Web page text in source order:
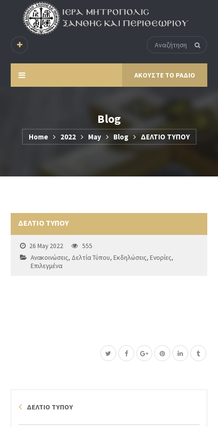
ΑΚΟΥΣΤΕ ΤΟ ΡΑΔΙΟ
Blog
Home 2022 May Blog ΔΕΛΤΙΟ ΤΥΠΟΥ
ΔΕΛΤΙΟ ΤΥΠΟΥ
26 May 2022
555
Ανακοινώσεις, Δελτία Τύπου,Εκδηλώσεις,Ενορίες,
Επιλεγμένα
ΔΕΛΤΙΟ ΤΥΠΟΥ